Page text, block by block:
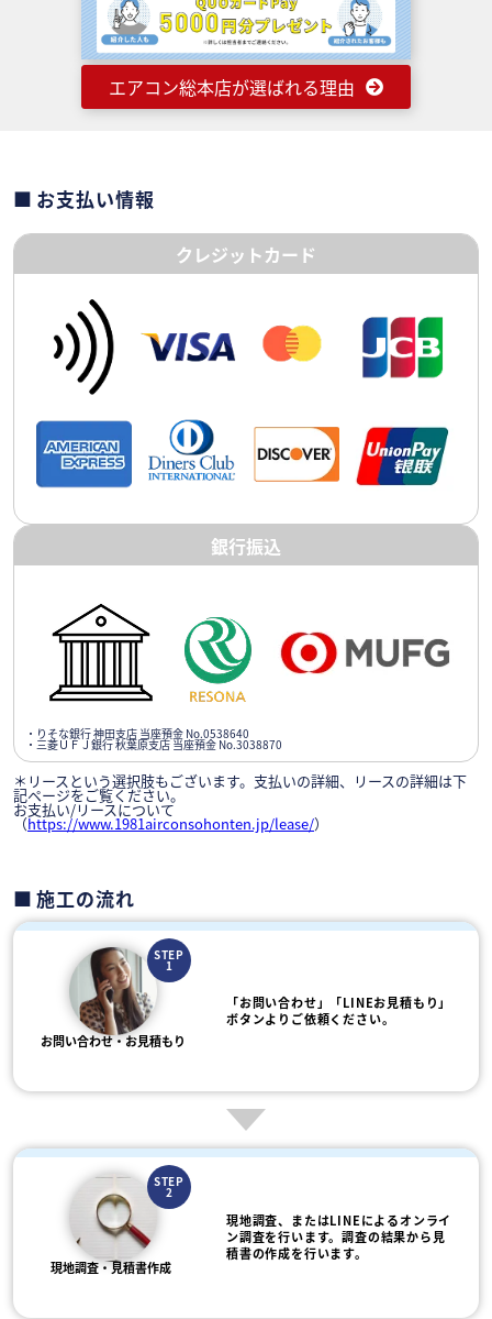
エアコン総本店が選ばれる理由
お支払い情報
クレジットカード
銀行振込
・りそな銀行 神田支店 当座預金 No.0538640
・三菱ＵＦＪ銀行 秋葉原支店 当座預金 No.3038870
＊リースという選択肢もございます。支払いの詳細、リースの詳細は下
記ページをご覧ください。
お支払い/リースについて
（https://www.1981airconsohonten.jp/lease/）
施工の流れ
STEP
1
お問い合わせ・お見積もり
「お問い合わせ」「LINEお見積もり」
ボタンよりご依頼ください。
STEP
2
現地調査・見積書作成
現地調査、またはLINEによるオンライ
ン調査を行います。調査の結果から見
積書の作成を行います。